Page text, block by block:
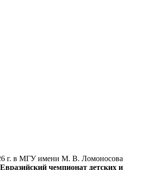
г. в МГУ имени М. В. Ломоносова
чемпионат детских и